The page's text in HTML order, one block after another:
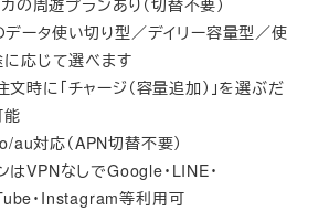
データ使い切り型／デイリー容量型／使
応じて選べます
時に「チャージ（容量追加）」を選ぶだ
能
対応（APN切替不要）
はVPNなしでGoogle・LINE・
・Instagram等利用可